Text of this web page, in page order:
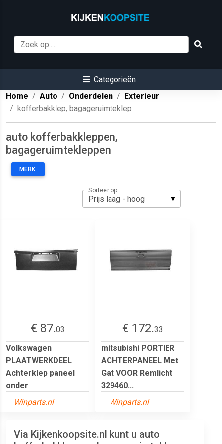
Categorieën
Home
Auto Onderdelen
Exterieur
kofferbakklep, bagageruimteklep
auto kofferbakkleppen,
bagageruimtekleppen
MERK:
Sorteer op:
€ 87.03
Volkswagen
PLAATWERKDEEL
Achterklep paneel
onder
Winparts.nl
€ 172.33
mitsubishi PORTIER
ACHTERPANEEL Met
Gat VOOR Remlicht
329460...
Winparts.nl
Via Kijkenkoopsite.nl kunt u auto